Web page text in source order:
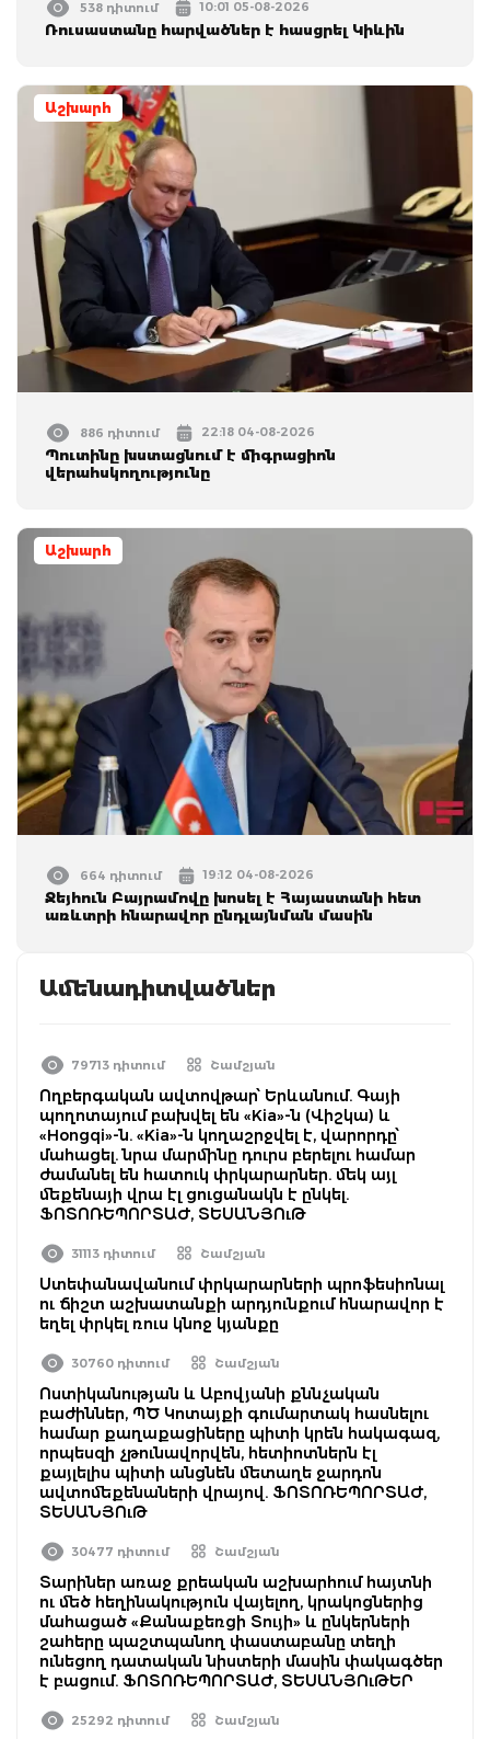
538 դիտում 10:01 05-08-2026
Ռուսաստանը հարվածներ է հասցրել Կիևին
Աշխարհ
886 դիտում 22:18 04-08-2026
Պուտինը խստացնում է միգրացիոն
վերահսկողությունը
Աշխարհ
664 դիտում 19:12 04-08-2026
Ջեյհուն Բայրամովը խոսել է Հայաստանի հետ
առևտրի հնարավոր ընդլայնման մասին
Ամենադիտվածներ
79713 դիտում Շամշյան
Ողբերգական ավտովթար՝ Երևանում. Գայի
պողոտայում բախվել են «Kia»-ն (Վիշկա) և
«Hongqi»-ն. «Kia»-ն կողաշրջվել է, վարորդը՝
մահացել. նրա մարմինը դուրս բերելու համար
ժամանել են հատուկ փրկարարներ. մեկ այլ
մեքենայի վրա էլ ցուցանակն է ընկել.
ՖՈՏՈՌԵՊՈՐՏԱԺ, ՏԵՍԱՆՅՈւԹ
31113 դիտում Շամշյան
Ստեփանավանում փրկարարների պրոֆեսիոնալ
ու ճիշտ աշխատանքի արդյունքում հնարավոր է
եղել փրկել ռուս կնոջ կյանքը
30760 դիտում Շամշյան
Ոստիկանության և Աբովյանի քննչական
բաժիններ, ՊԾ Կոտայքի գումարտակ հասնելու
համար քաղաքացիները պիտի կրեն հակագազ,
որպեսզի չթունավորվեն, հետիոտներն էլ
քայլելիս պիտի անցնեն մետաղե ջարդոն
ավտոմեքենաների վրայով. ՖՈՏՈՌԵՊՈՐՏԱԺ,
ՏԵՍԱՆՅՈւԹ
30477 դիտում Շամշյան
Տարիներ առաջ քրեական աշխարհում հայտնի
ու մեծ հեղինակություն վայելող, կրակոցներից
մահացած «Քանաքեռցի Տույի» և ընկերների
շահերը պաշտպանող փաստաբանը տեղի
ունեցող դատական նիստերի մասին փակագծեր
է բացում. ՖՈՏՈՌԵՊՈՐՏԱԺ, ՏԵՍԱՆՅՈւԹԵՐ
25292 դիտում Շամշյան